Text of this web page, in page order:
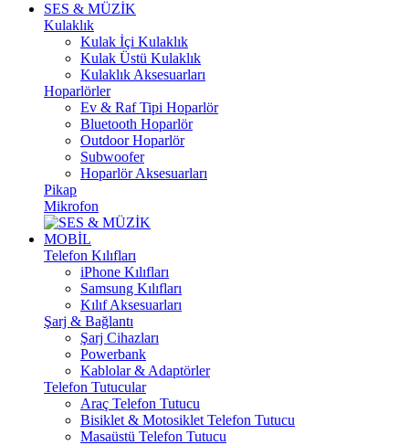
SES & MÜZİK
Kulaklık
Kulak İçi Kulaklık
Kulak Üstü Kulaklık
Kulaklık Aksesuarları
Hoparlörler
Ev & Raf Tipi Hoparlör
Bluetooth Hoparlör
Outdoor Hoparlör
Subwoofer
Hoparlör Aksesuarları
Pikap
Mikrofon
MOBİL
Telefon Kılıfları
iPhone Kılıfları
Samsung Kılıfları
Kılıf Aksesuarları
Şarj & Bağlantı
Şarj Cihazları
Powerbank
Kablolar & Adaptörler
Telefon Tutucular
Araç Telefon Tutucu
Bisiklet & Motosiklet Telefon Tutucu
Masaüstü Telefon Tutucu